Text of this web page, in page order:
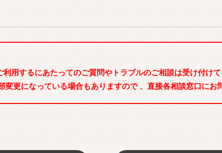
用するにあたってのご質問やトラブルのご相談は受け付け
更になっている場合もありますので 、直接各相談窓口にお